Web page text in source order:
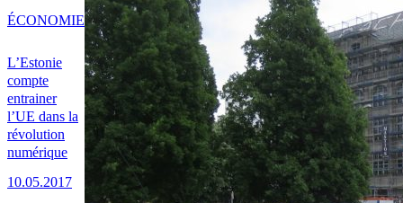
L’Estonie
compte
entrainer
l’UE dans la
révolution
numérique
10.05.2017
ÉCONOMIE